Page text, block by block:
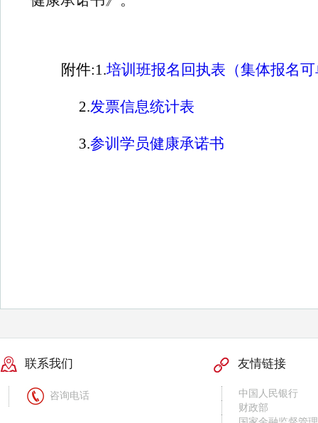
附件:1.培训班报名回执表 （集体报名
2.发票信息统计表
3.参训学员健康承诺书